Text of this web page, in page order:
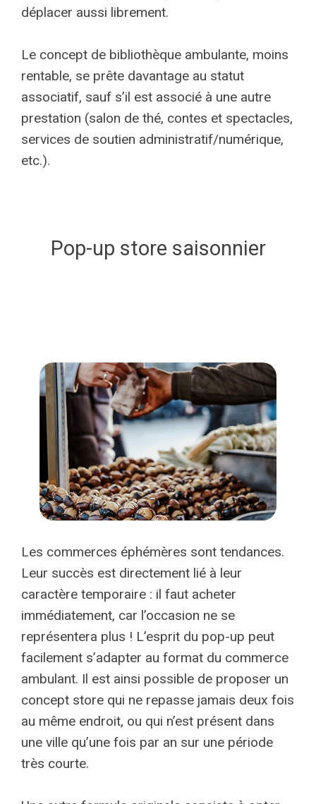
déplacer aussi librement.
Le concept de bibliothèque ambulante, moins
rentable, se prête davantage au statut
associatif, sauf s’il est associé à une autre
prestation (salon de thé, contes et spectacles,
services de soutien administratif/numérique,
etc.).
Pop-up store saisonnier
Les commerces éphémères sont tendances.
Leur succès est directement lié à leur
caractère temporaire : il faut acheter
immédiatement, car l’occasion ne se
représentera plus ! L’esprit du pop-up peut
facilement s’adapter au format du commerce
ambulant. Il est ainsi possible de proposer un
concept store qui ne repasse jamais deux fois
au même endroit, ou qui n’est présent dans
une ville qu’une fois par an sur une période
très courte.